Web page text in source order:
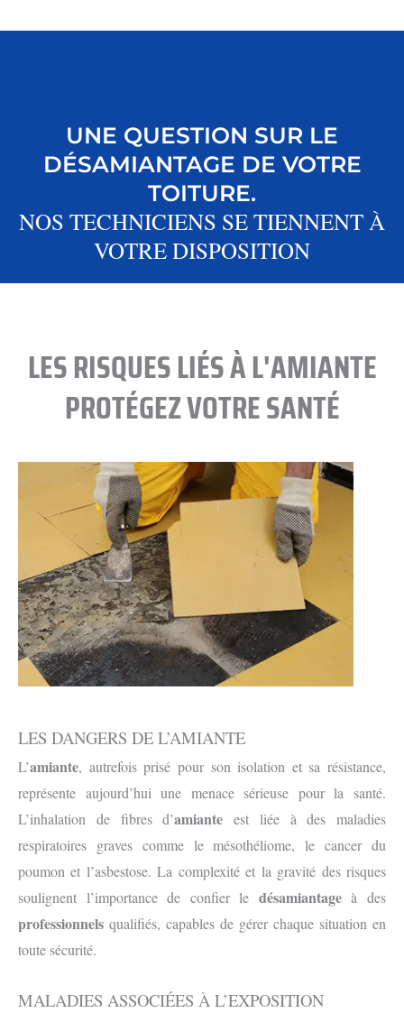
UNE QUESTION SUR LE
DÉSAMIANTAGE DE VOTRE
TOITURE.
NOS TECHNICIENS SE TIENNENT À
VOTRE DISPOSITION
LES RISQUES LIÉS À L'AMIANTE
PROTÉGEZ VOTRE SANTÉ
LES DANGERS DE L’AMIANTE
L’amiante, autrefois prisé pour son isolation et sa résistance,
représente aujourd’hui une menace sérieuse pour la santé.
L’inhalation de fibres d’amiante est liée à des maladies
respiratoires graves comme le mésothéliome, le cancer du
poumon et l’asbestose. La complexité et la gravité des risques
soulignent l’importance de confier le désamiantageà des
professionnels qualifiés, capables de gérer chaque situation en
toute sécurité.
MALADIES ASSOCIÉES À L’EXPOSITION